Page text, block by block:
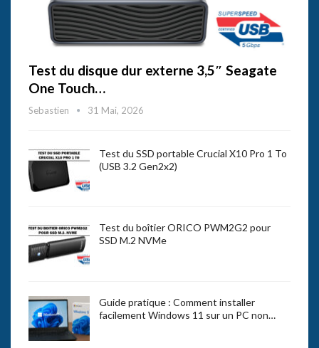
Test du disque dur externe 3,5″ Seagate
One Touch…
Sebastien 31 Mai, 2026
Test du SSD portable Crucial X10 Pro 1 To
(USB 3.2 Gen2x2)
Test du boîtier ORICO PWM2G2 pour
SSD M.2 NVMe
Guide pratique : Comment installer
facilement Windows 11 sur un PC non…